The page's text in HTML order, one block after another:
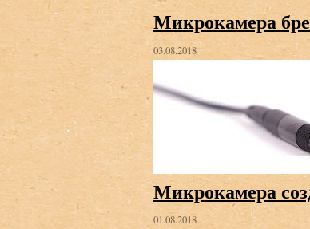
Микрокамера
03.08.2018
Микрокамера
01.08.2018